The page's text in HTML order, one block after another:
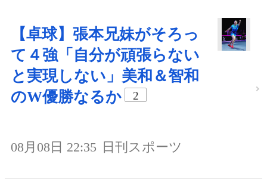
【卓球】張本兄妹がそろっ
て４強「自分が頑張らない
と実現しない」美和＆智和
のW優勝なるか
2
08月08日 22:35 日刊スポーツ